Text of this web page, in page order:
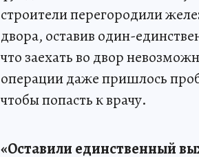
строители перегородили
двора, оставив один-
что заехать во двор
операции даже пришлось
чтобы попасть к врачу.
«Оставили единственный